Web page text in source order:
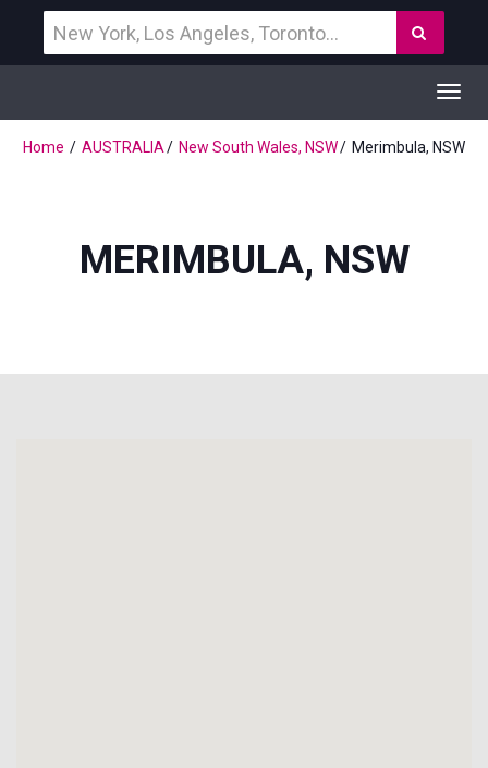
een
bestemming
Home
AUSTRALIA New South Wales, NSW Merimbula, NSW
MERIMBULA, NSW